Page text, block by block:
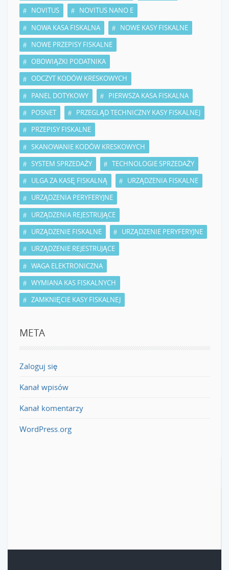
NOVITUS
NOVITUS NANO E
NOWA KASA FISKALNA
NOWE KASY FISKALNE
NOWE PRZEPISY FISKALNE
OBOWIĄZKI PODATNIKA
ODCZYT KODÓW KRESKOWYCH
PANEL DOTYKOWY
PIERWSZA KASA FISKALNA
POSNET
PRZEGLĄD TECHNICZNY KASY FISKALNEJ
PRZEPISY FISKALNE
SKANOWANIE KODÓW KRESKOWYCH
SYSTEM SPRZEDAŻY
TECHNOLOGIE SPRZEDAŻY
ULGA ZA KASĘ FISKALNĄ
URZĄDZENIA FISKALNE
URZĄDZENIA PERYFERYJNE
URZĄDZENIA REJESTRUJĄCE
URZĄDZENIE FISKALNE
URZĄDZENIE PERYFERYJNE
URZĄDZENIE REJESTRUJĄCE
WAGA ELEKTRONICZNA
WYMIANA KAS FISKALNYCH
ZAMKNIĘCIE KASY FISKALNEJ
META
Zaloguj się
Kanał wpisów
Kanał komentarzy
WordPress.org